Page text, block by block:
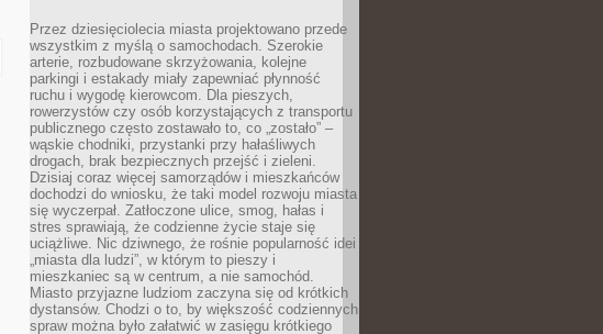
Przez dziesięciolecia miasta projektowano przede
wszystkim z myślą o samochodach. Szerokie
arterie, rozbudowane skrzyżowania, kolejne
parkingi i estakady miały zapewniać płynność
ruchu i wygodę kierowcom. Dla pieszych,
rowerzystów czy osób korzystających z transportu
publicznego często zostawało to, co „zostało” –
wąskie chodniki, przystanki przy hałaśliwych
drogach, brak bezpiecznych przejść i zieleni.
Dzisiaj coraz więcej samorządów i mieszkańców
dochodzi do wniosku, że taki model rozwoju miasta
się wyczerpał. Zatłoczone ulice, smog, hałas i
stres sprawiają, że codzienne życie staje się
uciążliwe. Nic dziwnego, że rośnie popularność idei
„miasta dla ludzi”, w którym to pieszy i
mieszkaniec są w centrum, a nie samochód.
Miasto przyjazne ludziom zaczyna się od krótkich
dystansów. Chodzi o to, by większość codziennych
spraw można było załatwić w zasięgu krótkiego